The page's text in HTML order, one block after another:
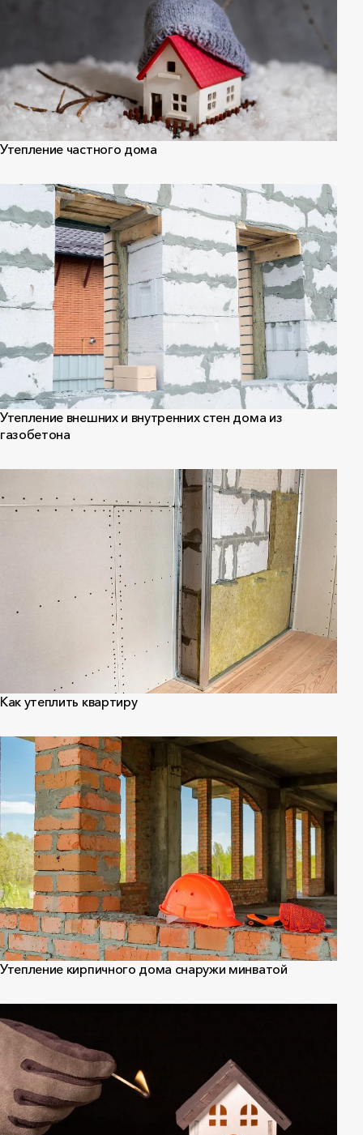
Утепление частного дома
Утепление внешних и внутренних стен дома из
газобетона
Как утеплить квартиру
Утепление кирпичного дома снаружи минватой